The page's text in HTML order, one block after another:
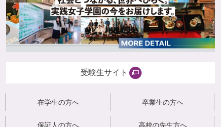
受験生サイト
在学生の方へ 卒業生の方へ
保証人の方へ 高校の先生方へ